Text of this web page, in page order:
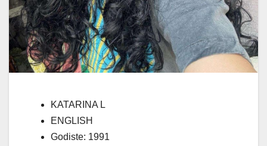
KATARINA L
ENGLISH
Godiste: 1991